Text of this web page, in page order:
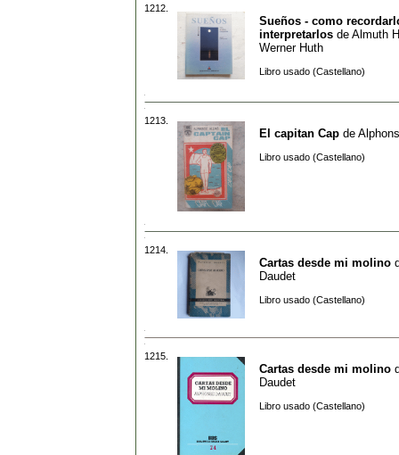
1212.
Sueños - como
interpretarlos de Almuth
Werner Huth
Libro usado (Castellano)
1213.
El capitan Cap de
Libro usado (Castellano)
1214.
Cartas desde mi molino
Daudet
Libro usado (Castellano)
1215.
Cartas desde mi molino
Daudet
Libro usado (Castellano)